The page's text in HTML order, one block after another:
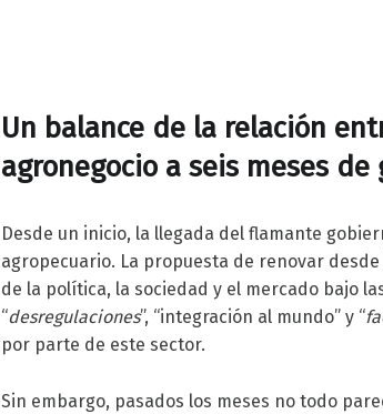
Un balance de la relación
agronegocio a seis meses de
Desde un inicio, la llegada del flamante
agropecuario. La propuesta de renovar
de la política, la sociedad y el mercado bajo
“desregulaciones”, “integración al mundo” y “
por parte de este sector.
Sin embargo, pasados los meses no todo